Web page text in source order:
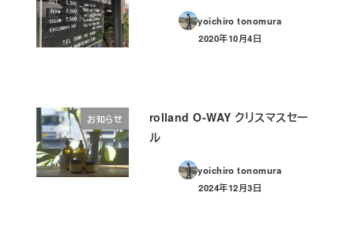
yoichiro tonomura
投稿日
2020年10月4日
お知らせ
rolland O-WAY クリスマスセー
ル
yoichiro tonomura
投稿日
2024年12月3日